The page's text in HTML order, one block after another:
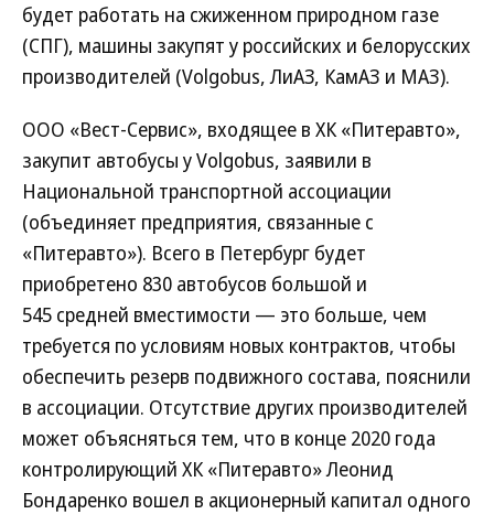
будет работать на сжиженном природном газе
(СПГ), машины закупят у российских и белорусских
производителей (Volgobus, ЛиАЗ, КамАЗ и МАЗ).
ООО «Вест-Сервис», входящее в ХК «Питеравто»,
закупит автобусы у Volgobus, заявили в
Национальной транспортной ассоциации
(объединяет предприятия, связанные с
«Питеравто»). Всего в Петербург будет
приобретено 830 автобусов большой и
545 средней вместимости — это больше, чем
требуется по условиям новых контрактов, чтобы
обеспечить резерв подвижного состава, пояснили
в ассоциации. Отсутствие других производителей
может объясняться тем, что в конце 2020 года
контролирующий ХК «Питеравто» Леонид
Бондаренко вошел в акционерный капитал одного